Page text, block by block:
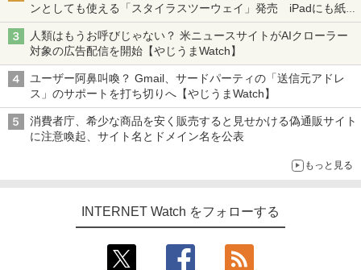
ンとしても使える「スタイラスツーウェイ」発売 iPadにも紙に
も、持ち替えずに書き込める
人類はもうお呼びじゃない？ 米ニュースサイトがAIクローラー
対象の広告配信を開始【やじうまWatch】
ユーザー阿鼻叫喚？ Gmail、サードパーティの「送信元アドレ
ス」のサポートを打ち切りへ【やじうまWatch】
消費者庁、希少な商品を安く販売すると見せかける偽通販サイト
に注意喚起、サイト名とドメイン名を公表
もっと見る
INTERNET Watch をフォローする